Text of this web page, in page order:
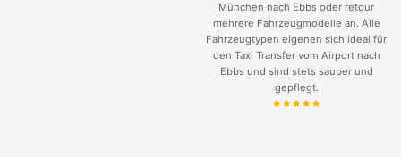
München nach Ebbs oder retour
mehrere Fahrzeugmodelle an. Alle
Fahrzeugtypen eigenen sich ideal für
den Taxi Transfer vom Airport nach
Ebbs und sind stets sauber und
gepflegt.